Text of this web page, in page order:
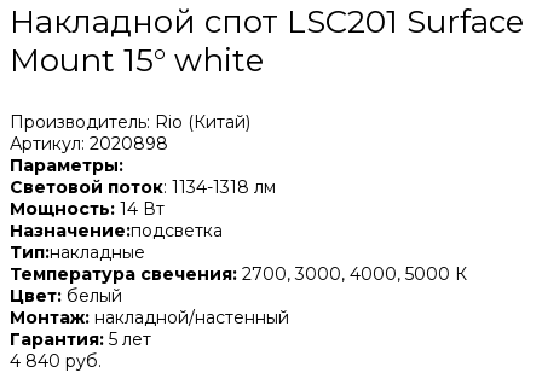
Накладной спот LSC201 Surface
Mount 15° white
Производитель: Rio (Китай)
Артикул: 2020898
Параметры:
Световой поток: 1134-1318 лм
Мощность: 14 Вт
Назначение:подсветка
Тип:накладные
Температура свечения: 2700, 3000, 4000, 5000 К
Цвет: белый
Монтаж: накладной/настенный
Гарантия: 5 лет
4 840 руб.